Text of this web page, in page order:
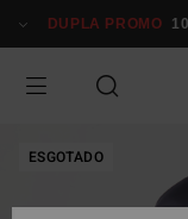
para
informação
DUPLA PROMO 10%
ESGOTADO